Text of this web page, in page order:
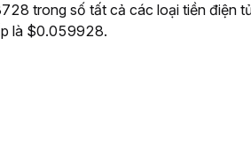
trong số tất cả các loại tiền điện
là $0.059928.